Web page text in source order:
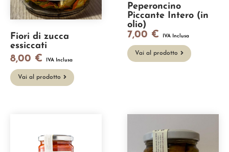
Fiori di zucca
essiccati
8,00 € IVA Inclusa
Vai al prodotto
Peperoncino
Piccante Intero (in
olio)
7,00 € IVA Inclusa
Vai al prodotto